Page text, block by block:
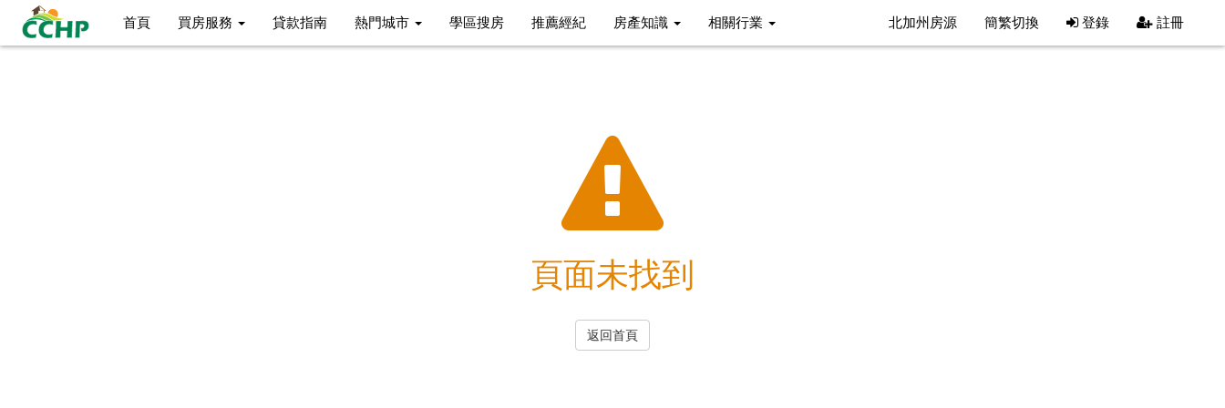
首頁 買房服務 貸款指南 熱門城市 學區搜房 推薦經紀 房產知識 相關行業 北加州房源 簡繁切換 登錄 註冊
頁面未找到
返回首頁